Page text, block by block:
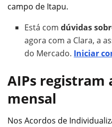
campo de Itapu.
Está comdúvidas
agora com a Clara, a
do Mercado. Iniciar
AIPs registram
mensal
Nos Acordos de